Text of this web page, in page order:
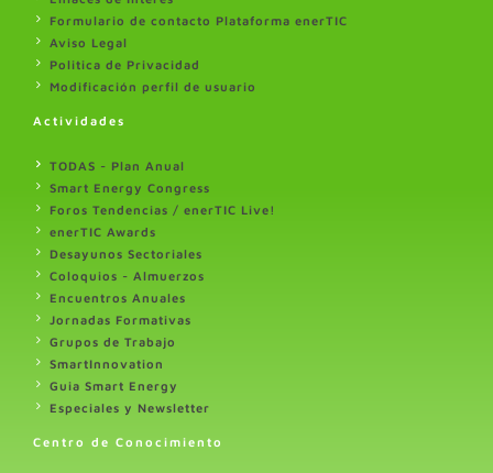
Formulario de contacto Plataforma enerTIC
Aviso Legal
Politica de Privacidad
Modificación perfil de usuario
Actividades
TODAS - Plan Anual
Smart Energy Congress
Foros Tendencias / enerTIC Live!
enerTIC Awards
Desayunos Sectoriales
Coloquios - Almuerzos
Encuentros Anuales
Jornadas Formativas
Grupos de Trabajo
SmartInnovation
Guia Smart Energy
Especiales y Newsletter
Centro de Conocimiento